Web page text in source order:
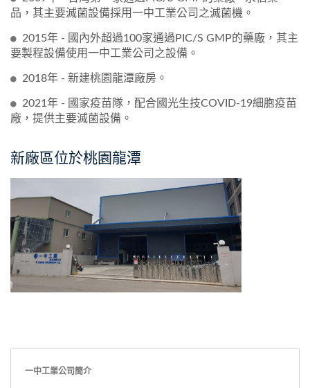
品，其主要滅菌設備採用一中工業公司之滅菌機。
2015年 - 國內外超過100家通過PIC/S GMP的藥廠，其主
要製程設備使用一中工業公司之設備。
2018年 - 新建桃園龍潭廠房。
2021年 - 國家疫苗隊，配合國光生技COVID-19細胞疫苗
廠，提供主要滅菌設備。
新廠區位於桃園龍潭
一中工業公司簡介